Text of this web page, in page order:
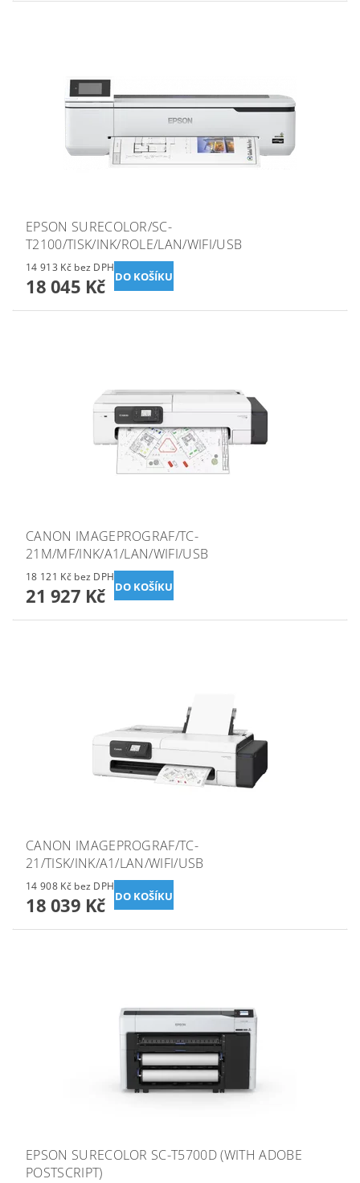
EPSON SURECOLOR/SC-
T2100/TISK/INK/ROLE/LAN/WIFI/USB
14 913 Kč bez DPH
18 045 Kč
CANON IMAGEPROGRAF/TC-
21M/MF/INK/A1/LAN/WIFI/USB
18 121 Kč bez DPH
21 927 Kč
CANON IMAGEPROGRAF/TC-
21/TISK/INK/A1/LAN/WIFI/USB
14 908 Kč bez DPH
18 039 Kč
EPSON SURECOLOR SC-T5700D (WITH ADOBE
POSTSCRIPT)